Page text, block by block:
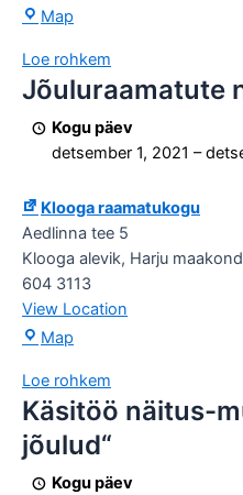
Map
Loe rohkem
Jõuluraamatute
Jõuluraamatute
Kogu päev
detsember 1, 2021 –
Klooga raamatukogu
Aedlinna tee 5
Klooga alevik, Harju maakond
604 3113
View Location
Map
Loe rohkem
Käsitöö
näitus-
müük
„Soojad
Käsitöö näitus-
jõulud“
Kogu päev